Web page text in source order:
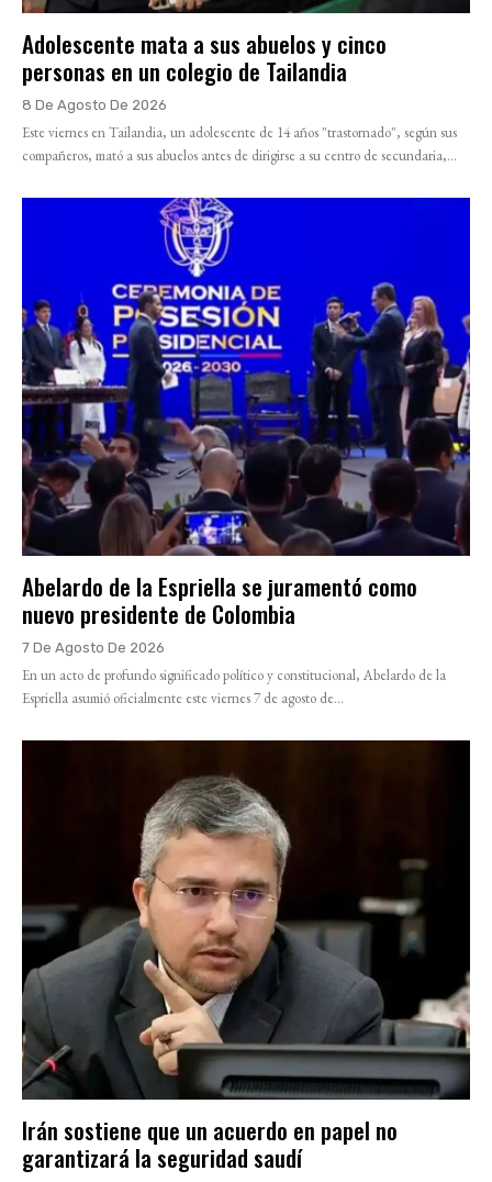
Adolescente mata a sus abuelos y cinco
personas en un colegio de Tailandia
8 De Agosto De 2026
Este viernes en Tailandia, un adolescente de 14 años "trastornado", según sus
compañeros, mató a sus abuelos antes de dirigirse a su centro de secundaria,...
Abelardo de la Espriella se juramentó como
nuevo presidente de Colombia
7 De Agosto De 2026
En un acto de profundo significado político y constitucional, Abelardo de la
Espriella asumió oficialmente este viernes 7 de agosto de...
Irán sostiene que un acuerdo en papel no
garantizará la seguridad saudí